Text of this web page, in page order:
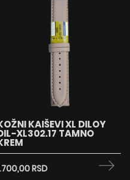
KAIŠEVI XL DILOY
XL302.17 TAMNO
RSD